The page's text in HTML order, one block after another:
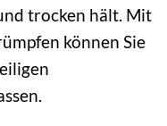
trocken hält. Mit
können Sie